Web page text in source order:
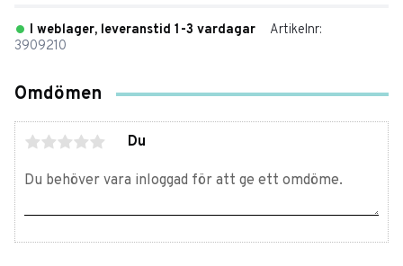
I weblager, leveranstid 1-3 vardagar
Artikelnr
3909210
Omdömen
Du